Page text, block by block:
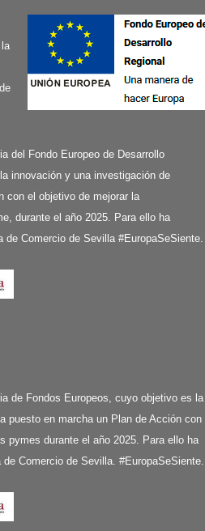
del Fondo Europeo de Desarrollo
innovación y una investigación de
con el objetivo de mejorar la
durante el año 2025. Para ello ha
Comercio de Sevilla #EuropaSeSiente.
de Fondos Europeos, cuyo objetivo es la
puesto en marcha un Plan de Acción con
pymes durante el año 2025. Para ello ha
Comercio de Sevilla. #EuropaSeSiente.